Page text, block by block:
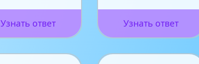
Узнать ответ Узнать ответ